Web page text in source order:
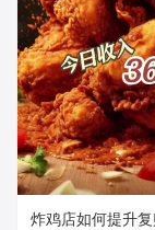
炸鸡店如何提升